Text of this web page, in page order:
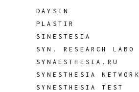
DAYSIN
PLASTIR
SINESTESIA
SYN. RESEARCH LABO
SYNAESTHESIA.RU
SYNESTHESIA NETWORK
SYNESTHESIA TEST